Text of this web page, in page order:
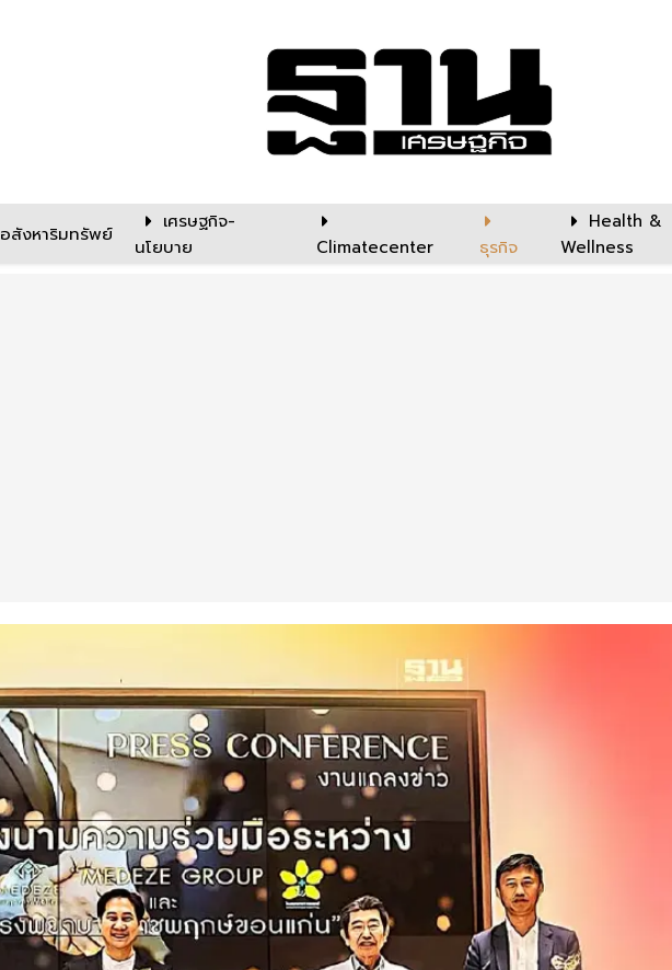
อสังหาริมทรัพย์
เศรษฐกิจ-
นโยบาย
Climatecenter ธุรกิจ
Health &
Wellness